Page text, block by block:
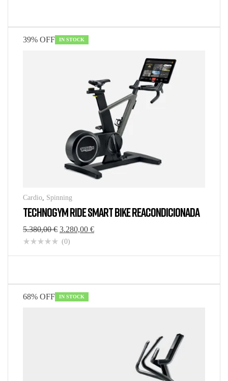
39% OFF IN STOCK
Cardio, Spinning
TECHNOGYM RIDE SMART BIKE REACONDICIONADA
5.380,00€ 3.280,00 €
(0)
68% OFF IN STOCK